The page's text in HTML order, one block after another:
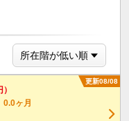
更新08/08
0.0ヶ月